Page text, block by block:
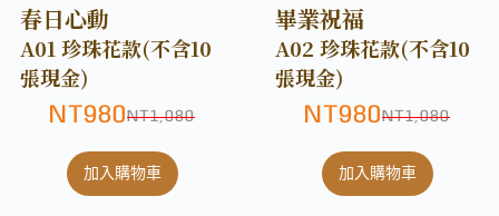
春日心動
A01 珍珠花款(不含10
張現金)
NT1,080
NT980
加入購物車
畢業祝福
A02 珍珠花款(不含10
張現金)
NT1,080
NT980
加入購物車